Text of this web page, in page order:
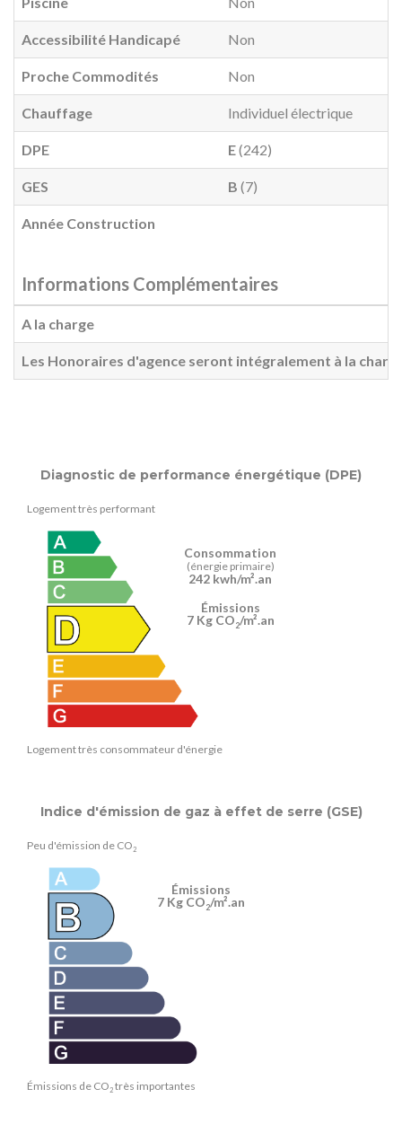
Accessibilité Handicapé Non
Proche Commodités Non
Chauffage Individuel électrique
DPE E(242)
GES B (7)
Année Construction
Informations Complémentaires
A la charge
Les Honoraires d'agence seront intégralement à la
Diagnostic de performance énergétique (DPE)
Logement très performant
Logement très consommateur d'énergie
Consommation
(énergie primaire)
242 kwh/m².an
Émissions
7 Kg CO2/m².an
Indice d'émission de gaz à effet de serre (GSE)
Peu d'émission de CO2
Émissions de CO2 très importantes
Émissions
7 Kg CO2/m².an